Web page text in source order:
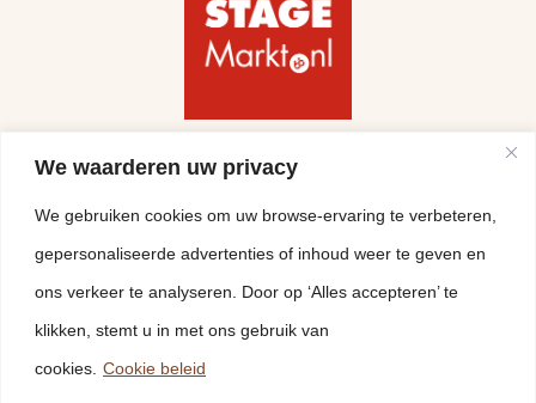
We waarderen uw privacy
We gebruiken cookies om uw browse-ervaring te verbeteren,
gepersonaliseerde advertenties of inhoud weer te geven en
ons verkeer te analyseren. Door op ‘Alles accepteren’ te
klikken, stemt u in met ons gebruik van
cookies. Cookie beleid
Volg ons